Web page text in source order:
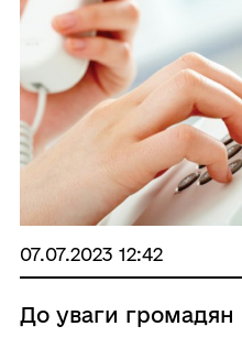
07.07.2023 12:42
До уваги громадян